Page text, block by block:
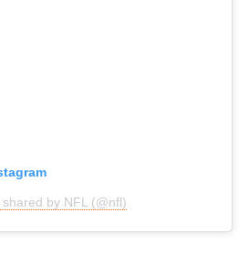
shared by NFL (@nfl)